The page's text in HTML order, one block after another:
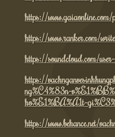
https://
https://www.ranker.com/
https://soundcloud.com/
https://
ng%C4%83n-
ho%E1%BA%A1t-
https://www.behance.net/